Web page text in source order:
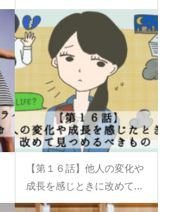
【第１６話】他人の変化や
成長を感じときに改めて...